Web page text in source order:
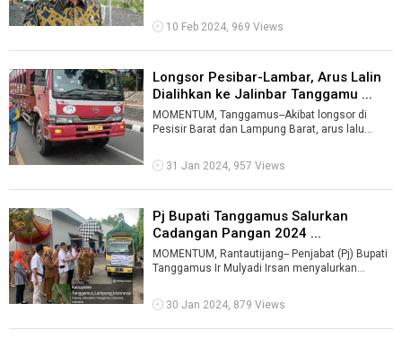
10 Feb 2024, 969 Views
Longsor Pesibar-Lambar, Arus Lalin
Dialihkan ke Jalinbar Tanggamu ...
MOMENTUM, Tanggamus--Akibat longsor di
Pesisir Barat dan Lampung Barat, arus lalu
31 Jan 2024, 957 Views
Pj Bupati Tanggamus Salurkan
Cadangan Pangan 2024 ...
MOMENTUM, Rantautijang-- Penjabat (Pj) Bupati
Tanggamus Ir Mulyadi Irsan menyalurkan
30 Jan 2024, 879 Views